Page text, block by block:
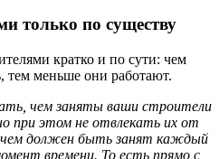
только по существу
кратко и по сути: чем
тем меньше они работают.
чем заняты ваши строители
при этом не отвлекать их от
должен быть занят каждый
времени. То есть прямо с